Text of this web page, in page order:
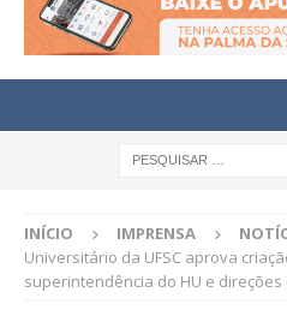
INÍCIO IMPRENSA
Universitário da UFSC aprova
superintendência do HU e direções